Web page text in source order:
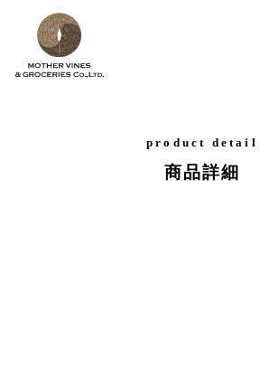
product detail
商品詳細